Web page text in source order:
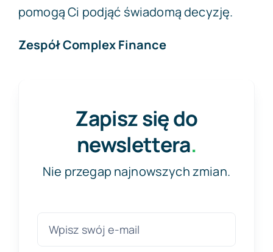
pomogą Ci podjąć świadomą decyzję.
Zespół Complex Finance
Zapisz się do
newslettera.
Nie przegap najnowszych zmian.